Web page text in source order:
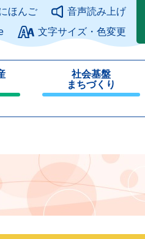
ページの本文へ
ほんご
音声読み上げ
文字サイズ・色変更
社会基盤
まちづくり
じ